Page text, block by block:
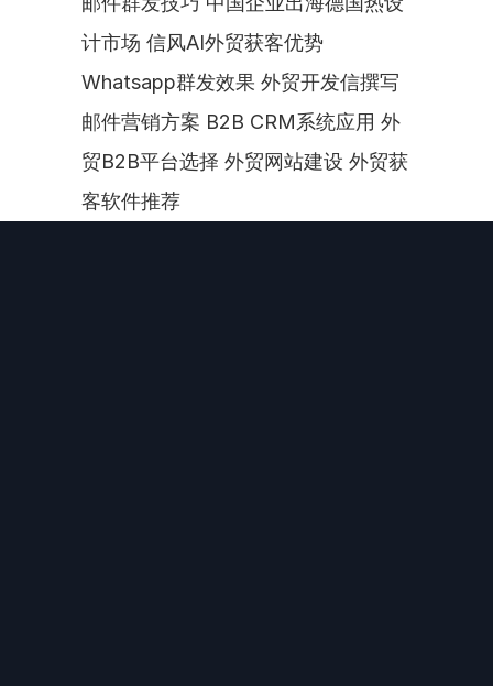
计市场 信风AI外贸获客优势
Whatsapp群发效果 外贸开发信撰写
邮件营销方案 B2B CRM系统应用 外
贸B2B平台选择 外贸网站建设 外贸获
客软件推荐